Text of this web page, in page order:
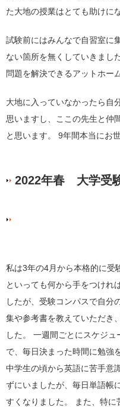
た大地の授業はとても助けに
試験前にはみんなで自習室に
ない箇所を無くしていきまし
問題を解決できるアットホー
大地に入っていなかったら自
思いますし、ここの先生と仲
と思います。 9年間本当にお
2022年春 大学受
私は3年の4月から本格的に受
といっても何から手をつけれ
したが、受験コンパスで自分
集や参考書を教えていただき
した。 一週間ごとにスケジ
で、毎日決まった時間に勉強
中学生の頃から英語に苦手意
ずにいましたが、毎日単語帳
すくなりました。 また、特